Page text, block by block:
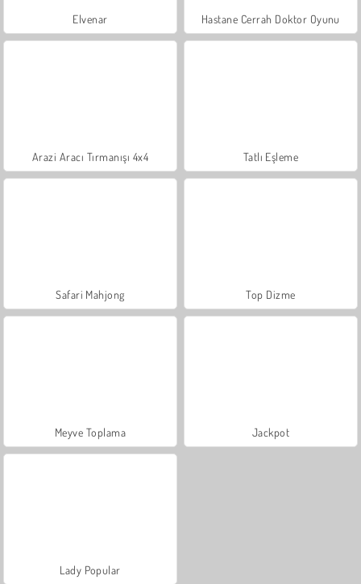
Elvenar Hastane Cerrah Doktor Oyunu
Arazi Aracı Tırmanışı 4x4 Tatlı Eşleme
Safari Mahjong Top Dizme
Meyve Toplama Jackpot
Lady Popular